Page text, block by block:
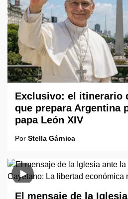
Exclusivo: el itinerario
que prepara Argentina
papa León XIV
Por Stella Gárnica
El mensaje de la